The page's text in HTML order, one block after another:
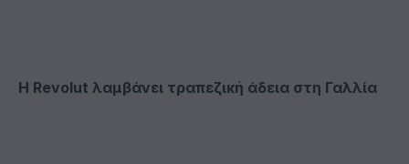
Η Revolut λαμβάνει τραπεζική άδεια στη Γαλλία